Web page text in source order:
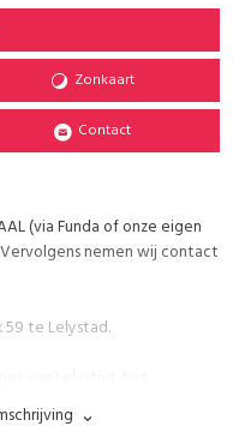
Zonkaart
Contact
(via Funda of onze eigen
nemen wij contact
59 te Lelystad.
Haven met diverse